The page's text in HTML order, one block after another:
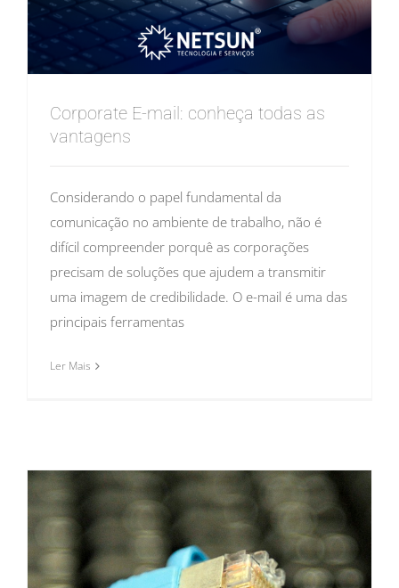
Corporate E-mail: conheça todas as
vantagens
Considerando o papel fundamental da
comunicação no ambiente de trabalho, não é
difícil compreender porquê as corporações
precisam de soluções que ajudem a transmitir
uma imagem de credibilidade. O e-mail é uma das
principais ferramentas
Ler Mais